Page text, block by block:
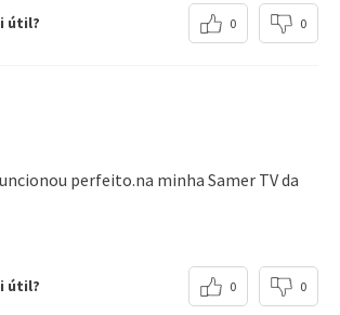
útil? 0 0
perfeito.na minha Samer TV da
útil? 0 0